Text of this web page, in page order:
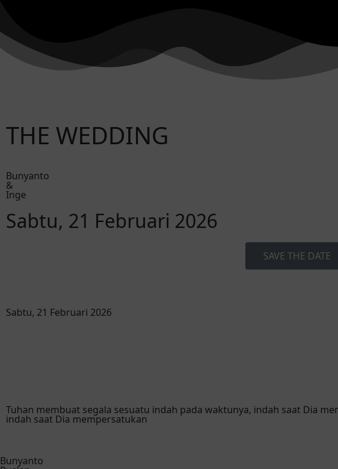
THE WEDDING
Bunyanto
&
Inge
Sabtu, 21 Februari 2026
SAVE THE DATE
Sabtu, 21 Februari 2026
Tuhan membuat segala sesuatu indah pada waktunya, indah saat Dia
indah saat Dia mempersatukan
Bunyanto